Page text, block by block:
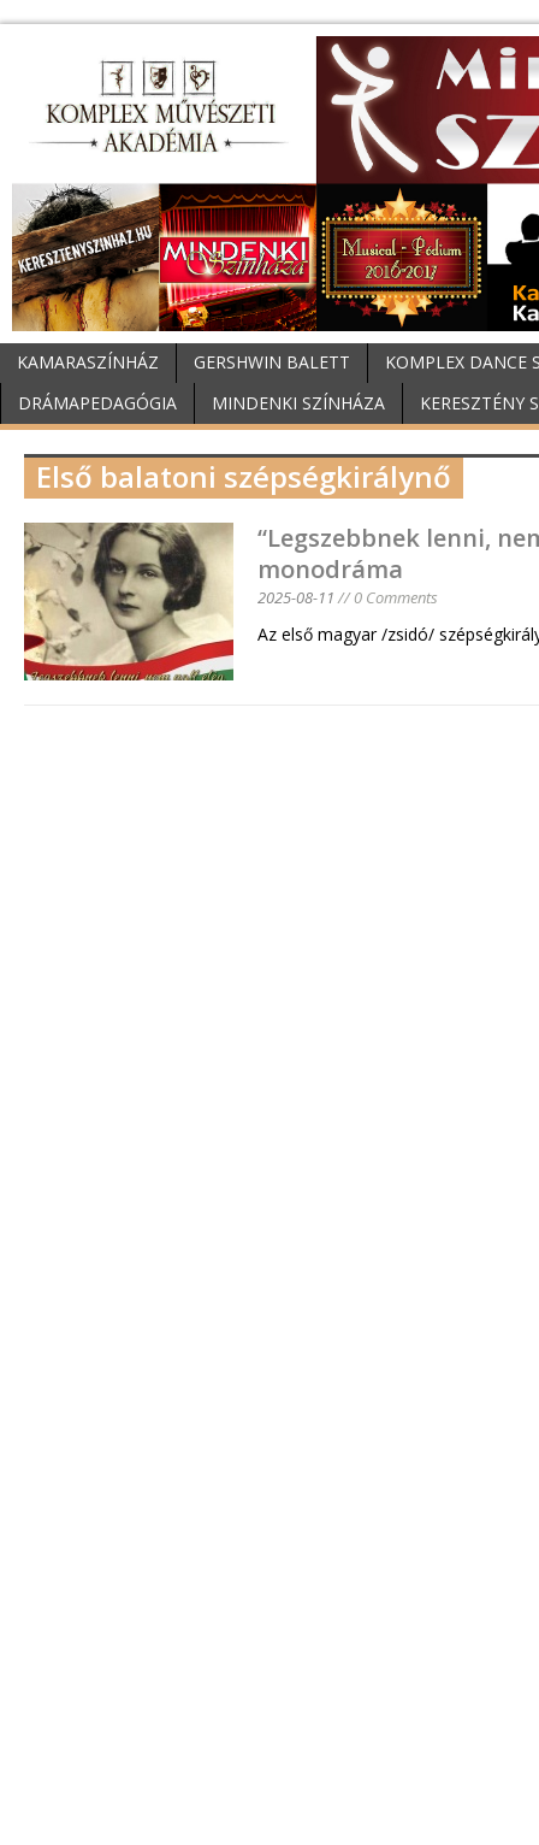
KAMARASZÍNHÁZ GERSHWIN BALETT
KOMPLEX DANCE
DRÁMAPEDAGÓGIA
MINDENKI SZÍNHÁZA KERESZTÉNY
Első balatoni szépségkirálynő
“Legszebbnek lenni,
monodráma
2025-08-11// 0 Comments
Az első magyar /zsidó/